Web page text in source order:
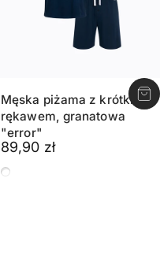
Męska piżama z krótkim
rękawem, granatowa
"error"
89,90 zł
Granatowy